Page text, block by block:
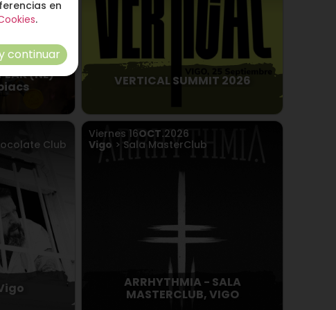
en
.
continuar
(NL) - VERTICAL SUMMIT 2026
Club
Viernes 16OCT.2026
Vigo > Sala MasterClub
ARRHYTHMIA - SALA
MASTERCLUB, VIGO